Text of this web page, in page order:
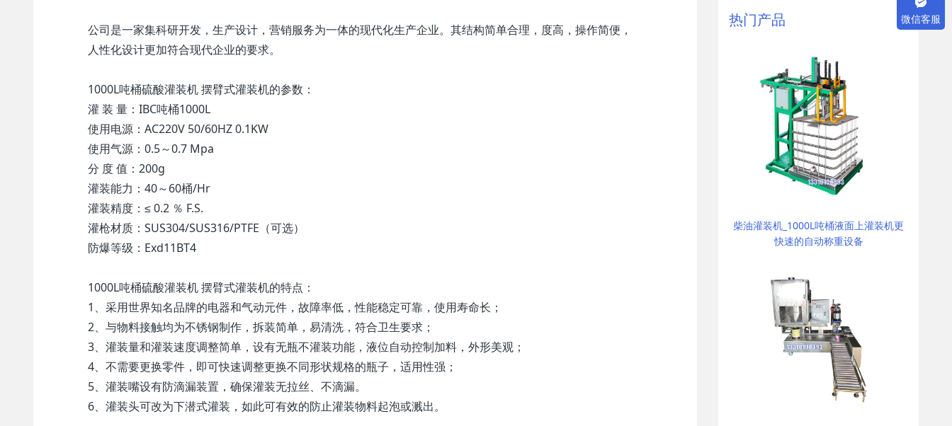
公司是一家集科研开发，生产设计，营销服务为一体的现代化生产企业。其结构简单合理，度高，操作简便，
人性化设计更加符合现代企业的要求。
1000L吨桶硫酸灌装机 摆臂式灌装机的参数：
灌 装 量：IBC吨桶1000L
使用电源：AC220V 50/60HZ 0.1KW
使用气源：0.5～0.7 Mpa
分 度 值：200g
灌装能力：40～60桶/Hr
灌装精度：≤ 0.2 ％ F.S.
灌枪材质：SUS304/SUS316/PTFE（可选）
防爆等级：Exd11BT4
1000L吨桶硫酸灌装机 摆臂式灌装机的特点：
1、采用世界知名品牌的电器和气动元件，故障率低，性能稳定可靠，使用寿命长；
2、与物料接触均为不锈钢制作，拆装简单，易清洗，符合卫生要求；
3、灌装量和灌装速度调整简单，设有无瓶不灌装功能，液位自动控制加料，外形美观；
4、不需要更换零件，即可快速调整更换不同形状规格的瓶子，适用性强；
5、灌装嘴设有防滴漏装置，确保灌装无拉丝、不滴漏。
6、灌装头可改为下潜式灌装，如此可有效的防止灌装物料起泡或溅出。
热门产品
柴油灌装机_1000L吨桶液面上灌装机更
快速的自动称重设备
微信客服